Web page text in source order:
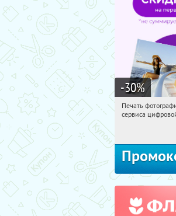
-30%
11:01:40
Печать
сервиса